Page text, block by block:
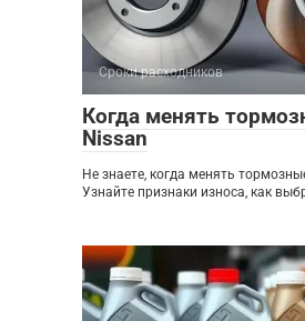
Сроки расходников
Когда менять
Nissan
Не знаете, когда менять
Узнайте признаки износа, как